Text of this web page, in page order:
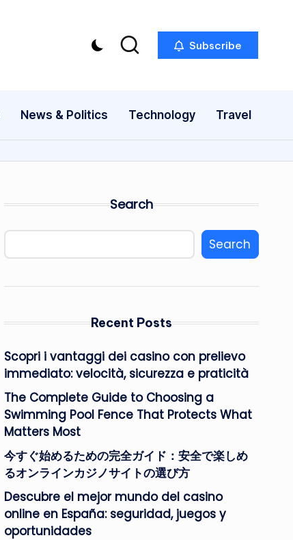
Subscribe
News & Politics Technology Travel
Search
Search
Recent Posts
Scopri i vantaggi dei casino con prelievo
immediato: velocità, sicurezza e praticità
The Complete Guide to Choosing a
Swimming Pool Fence That Protects What
Matters Most
今すぐ始めるための完全ガイド：安全で楽しめ
るオンラインカジノサイトの選び方
Descubre el mejor mundo del casino
online en España: seguridad, juegos y
oportunidades